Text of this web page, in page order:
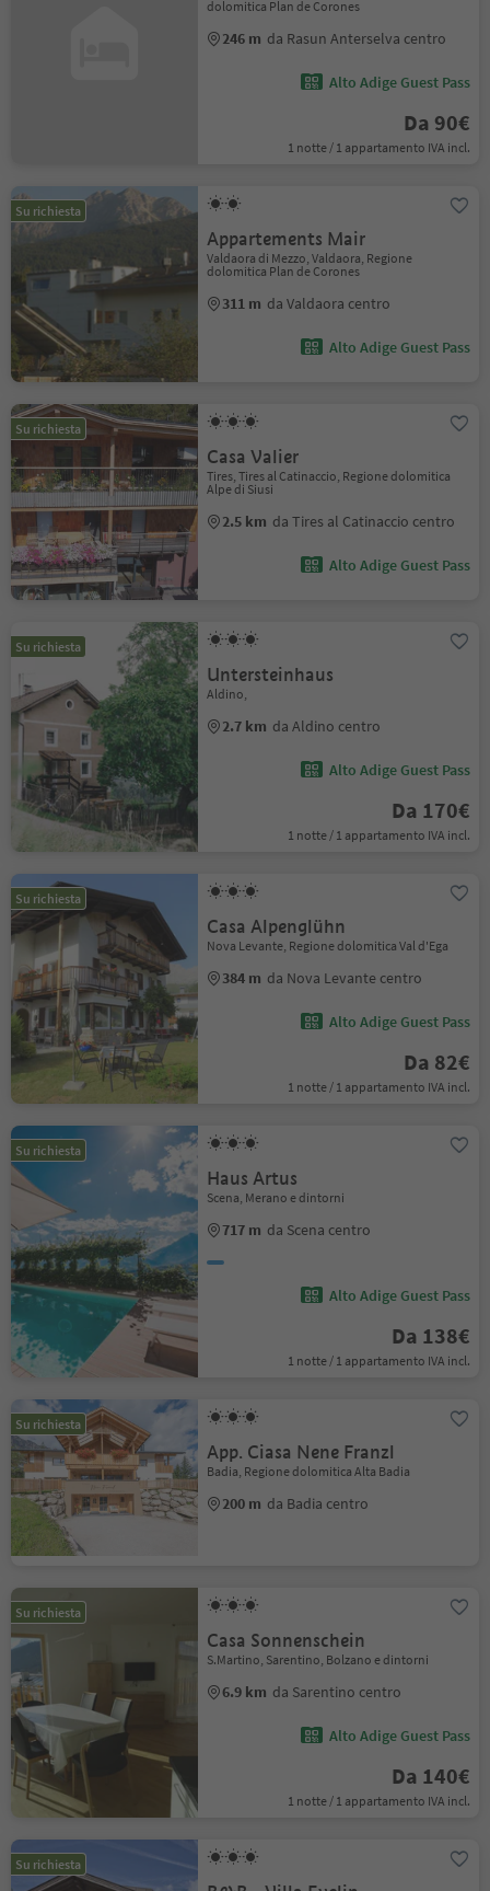
dolomitica Plan de Corones
246 m da Rasun Anterselva centro
Alto Adige Guest Pass
Da 90€
1 notte / 1 appartamento IVA incl.
Su richiesta
Appartements Mair
Valdaora di Mezzo, Valdaora, Regione
dolomitica Plan de Corones
311 m da Valdaora centro
Alto Adige Guest Pass
Su richiesta
Casa Valier
Tires, Tires al Catinaccio, Regione dolomitica
Alpe di Siusi
2.5 km da Tires al Catinaccio centro
Alto Adige Guest Pass
Su richiesta
Untersteinhaus
Aldino,
2.7 km da Aldino centro
Alto Adige Guest Pass
Da 170€
1 notte / 1 appartamento IVA incl.
Su richiesta
Casa Alpenglühn
Nova Levante, Regione dolomitica Val d'Ega
384 m da Nova Levante centro
Alto Adige Guest Pass
Da 82€
1 notte / 1 appartamento IVA incl.
Su richiesta
Haus Artus
Scena, Merano e dintorni
717 m da Scena centro
Alto Adige Guest Pass
Da 138€
1 notte / 1 appartamento IVA incl.
Su richiesta
App. Ciasa Nene Franzl
Badia, Regione dolomitica Alta Badia
200 m da Badia centro
Su richiesta
Casa Sonnenschein
S.Martino, Sarentino, Bolzano e dintorni
6.9 km da Sarentino centro
Alto Adige Guest Pass
Da 140€
1 notte / 1 appartamento IVA incl.
Su richiesta